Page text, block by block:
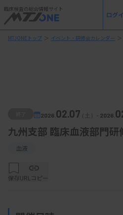
臨床検査の総合情報サイト
ログ
MTJONEトップ ＞ イベント・研修会カレンダー ＞
2026. 02.07（土） - 2026.
九州支部 臨床血液部門研
血液
保存URLコピー